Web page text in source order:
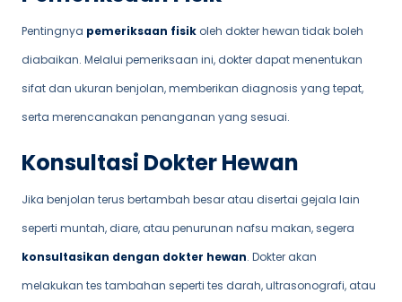
Pentingnya pemeriksaan fisik oleh dokter hewan tidak boleh
diabaikan. Melalui pemeriksaan ini, dokter dapat menentukan
sifat dan ukuran benjolan, memberikan diagnosis yang tepat,
serta merencanakan penanganan yang sesuai.
Konsultasi Dokter Hewan
Jika benjolan terus bertambah besar atau disertai gejala lain
seperti muntah, diare, atau penurunan nafsu makan, segera
konsultasikan dengan dokter hewan. Dokter akan
melakukan tes tambahan seperti tes darah, ultrasonografi, atau